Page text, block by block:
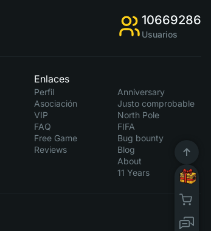
10669286
Usuarios
Enlaces
Perfil
Asociación
VIP
FAQ
Free Game
Reviews
Anniversary
Justo comprobable
North Pole
FIFA
Bug bounty
Blog
About
11 Years